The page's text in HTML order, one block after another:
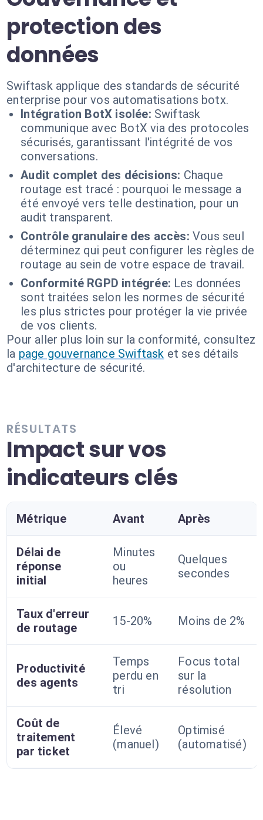
protection des
données
Swiftask applique des standards de sécurité
enterprise pour vos automatisations botx.
Intégration BotX isolée: Swiftask
communique avec BotX via des protocoles
sécurisés, garantissant l'intégrité de vos
conversations.
Audit complet des décisions: Chaque
routage est tracé : pourquoi le message a
été envoyé vers telle destination, pour un
audit transparent.
Contrôle granulaire des accès: Vous seul
déterminez qui peut configurer les règles de
routage au sein de votre espace de travail.
Conformité RGPD intégrée: Les données
sont traitées selon les normes de sécurité
les plus strictes pour protéger la vie privée
de vos clients.
Pour aller plus loin sur la conformité, consultez
la page gouvernance Swiftask et ses détails
d'architecture de sécurité.
RÉSULTATS
Impact sur vos
indicateurs clés
Métrique Avant Après
Délai de
réponse
initial
Minutes
ou
heures
Quelques
secondes
Taux d'erreur
de routage
15-20% Moins de 2%
Productivité
des agents
Temps
perdu en
tri
Focus total
sur la
résolution
Coût de
traitement
par ticket
Élevé
(manuel)
Optimisé
(automatisé)